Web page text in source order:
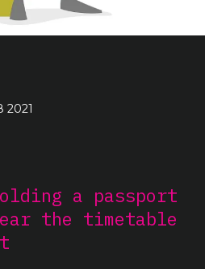
2021
a passport
the timetable